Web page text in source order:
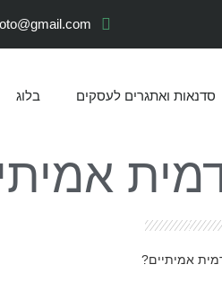
סדנאות ואתגרים לעסקים בלוג
אמיתיים?